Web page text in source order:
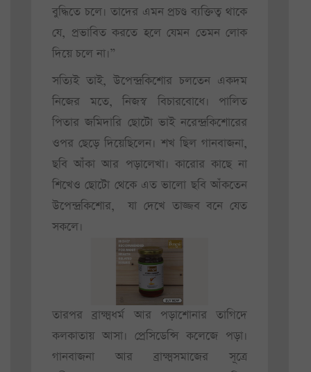
বুদ্ধিতে চলে। তাদের এমন প্রচণ্ড ব্যক্তিত্ব থাকে
যে, প্রভাবিত করতে হলে যেমন তেমন লোক
দিয়ে চলে না।”
সত্যিই তাই, উপেন্দ্রকিশোর চলতেন একদম
নিজের মতে, নিজস্ব বিচারবোধে। পালিত
পিতার জমিদারি ছোটো ভাই নরেন্দ্রকিশোরের
ওপর ছেড়ে দিয়েছিলেন। শখ ছিল গানবাজনা,
ছবি আঁকা আর পড়ালেখা। কারোর কাছে না
শিখেও ছোটো থেকে এত ভালো ছবি আঁকতেন
উপেন্দ্রকিশোর, যা দেখে তাজ্জব বনে যেত
সকলে।
তারপর ব্রাক্ষ্মধর্ম আর পড়াশোনার তাগিদে
কলকাতায় আসা। প্রেসিডেন্সি কলেজে পড়া।
গানবাজনা আর ব্রাক্ষ্মসমাজের সূত্রে